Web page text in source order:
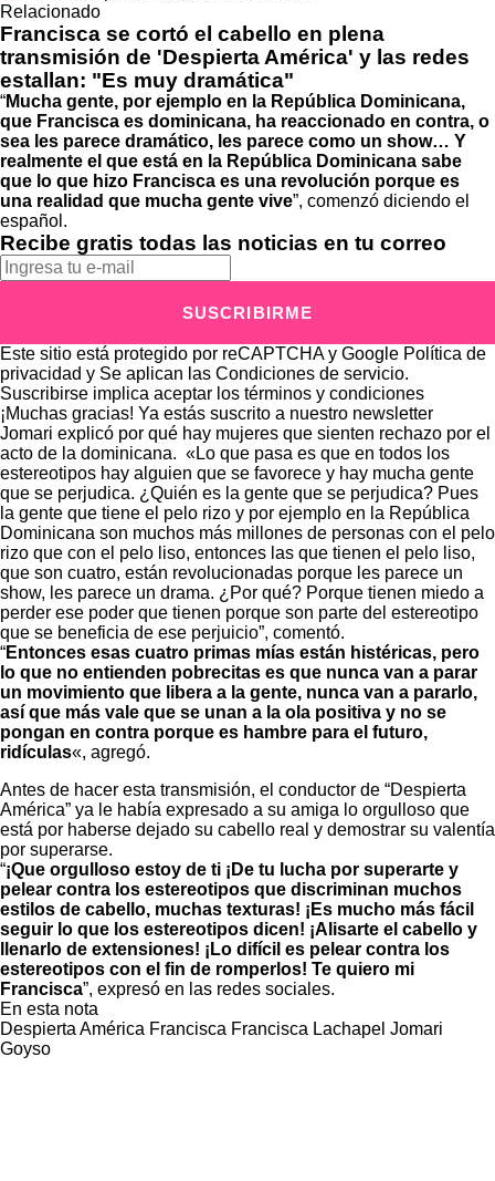
Relacionado
Francisca se cortó el cabello en plena
transmisión de 'Despierta América' y las redes
estallan: "Es muy dramática"
“Mucha gente, por ejemplo en la República Dominicana,
que Francisca es dominicana, ha reaccionado en contra, o
sea les parece dramático, les parece como un show… Y
realmente el que está en la República Dominicana sabe
que lo que hizo Francisca es una revolución porque es
una realidad que mucha gente vive”, comenzó diciendo el
español.
Recibe gratis todas las noticias en tu correo
SUSCRIBIRME
Este sitio está protegido por reCAPTCHA y Google Política de
privacidad y Se aplican las Condiciones de servicio.
Suscribirse implica aceptar los términos y condiciones
¡Muchas gracias! Ya estás suscrito a nuestro newsletter
Jomari explicó por qué hay mujeres que sienten rechazo por el
acto de la dominicana. «Lo que pasa es que en todos los
estereotipos hay alguien que se favorece y hay mucha gente
que se perjudica. ¿Quién es la gente que se perjudica? Pues
la gente que tiene el pelo rizo y por ejemplo en la República
Dominicana son muchos más millones de personas con el pelo
rizo que con el pelo liso, entonces las que tienen el pelo liso,
que son cuatro, están revolucionadas porque les parece un
show, les parece un drama. ¿Por qué? Porque tienen miedo a
perder ese poder que tienen porque son parte del estereotipo
que se beneficia de ese perjuicio”, comentó.
“Entonces esas cuatro primas mías están histéricas, pero
lo que no entienden pobrecitas es que nunca van a parar
un movimiento que libera a la gente, nunca van a pararlo,
así que más vale que se unan a la ola positiva y no se
pongan en contra porque es hambre para el futuro,
ridículas«, agregó.
Antes de hacer esta transmisión, el conductor de “Despierta
América” ya le había expresado a su amiga lo orgulloso que
está por haberse dejado su cabello real y demostrar su valentía
por superarse.
“¡Que orgulloso estoy de ti ¡De tu lucha por superarte y
pelear contra los estereotipos que discriminan muchos
estilos de cabello, muchas texturas! ¡Es mucho más fácil
seguir lo que los estereotipos dicen! ¡Alisarte el cabello y
llenarlo de extensiones! ¡Lo difícil es pelear contra los
estereotipos con el fin de romperlos! Te quiero mi
Francisca”, expresó en las redes sociales.
En esta nota
Despierta América Francisca Francisca Lachapel Jomari
Goyso